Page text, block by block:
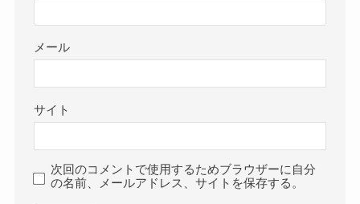
メール
サイト
次回のコメントで使用するためブラウザーに自分
の名前、メールアドレス、サイトを保存する。